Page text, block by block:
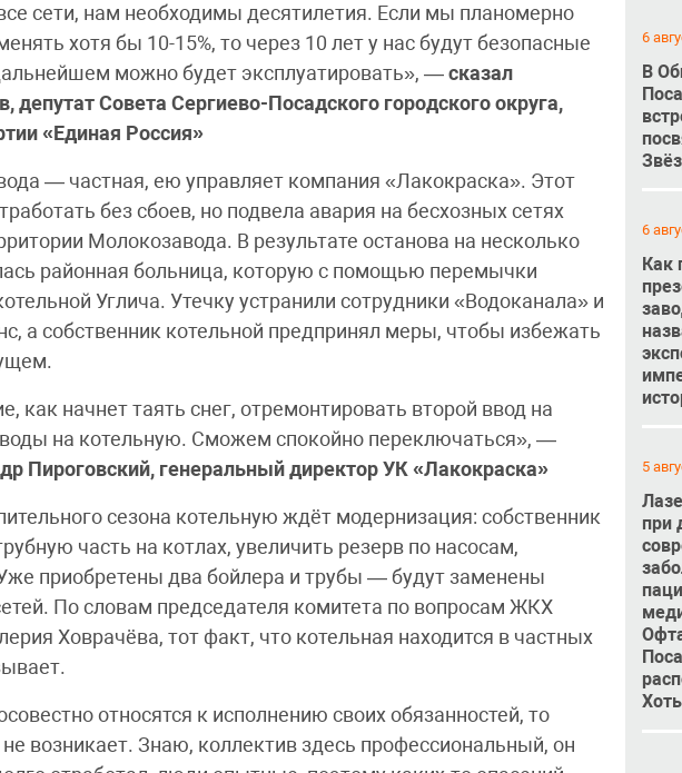
сети, нам необходимы десятилетия. Если мы планомерно
хотя бы 10-15%, то через 10 лет у нас будут безопасные
можно будет эксплуатировать», —сказал
депутат Совета Сергиево-Посадского городского округа,
«Единая Россия»
— частная, ею управляет компания «Лакокраска». Этот
без сбоев, но подвела авария на бесхозных сетях
Молокозавода. В результате останова на несколько
районная больница, которую с помощью перемычки
Углича. Утечку устранили сотрудники «Водоканала» и
а собственник котельной предпринял меры, чтобы избежать
как начнет таять снег, отремонтировать второй ввод на
воды на котельную. Сможем спокойно переключаться», —
Пироговский, генеральный директор УК «Лакокраска»
сезона котельную ждёт модернизация: собственник
часть на котлах, увеличить резерв по насосам,
приобретены два бойлера и трубы — будут заменены
По словам председателя комитета по вопросам ЖКХ
Ховрачёва, тот факт, что котельная находится в частных
относятся к исполнению своих обязанностей, то
возникает. Знаю, коллектив здесь профессиональный, он
6
В
6
Как
5
при